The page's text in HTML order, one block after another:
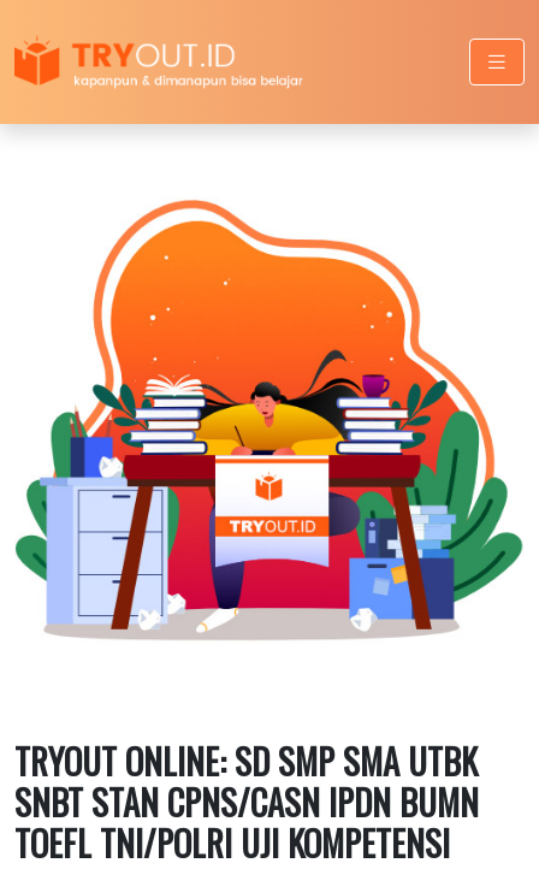
TRYOUT ONLINE: SD SMP SMA UTBK
SNBT STAN CPNS/CASN IPDN BUMN
TOEFL TNI/POLRI UJI KOMPETENSI